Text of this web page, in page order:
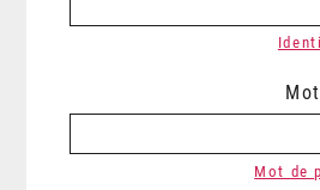
Mot de